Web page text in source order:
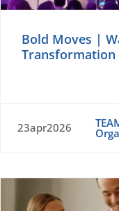
Bold Moves |
Transformation
23apr2026